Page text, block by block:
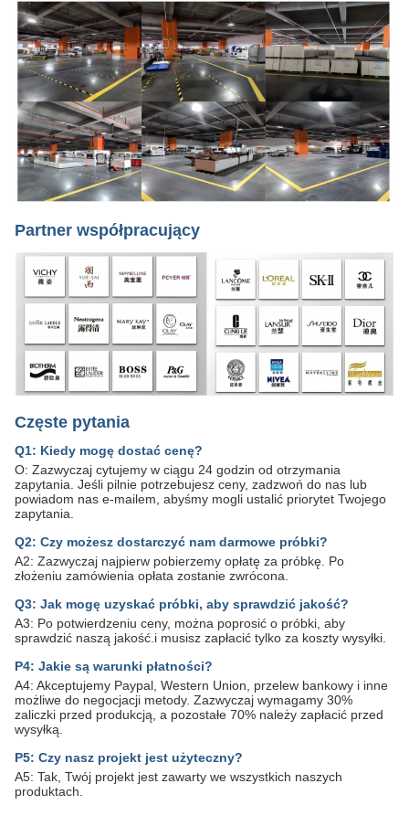
Partner współpracujący
Częste pytania
Q1: Kiedy mogę dostać cenę?
O: Zazwyczaj cytujemy w ciągu 24 godzin od otrzymania
zapytania. Jeśli pilnie potrzebujesz ceny, zadzwoń do nas lub
powiadom nas e-mailem, abyśmy mogli ustalić priorytet Twojego
zapytania.
Q2: Czy możesz dostarczyć nam darmowe próbki?
A2: Zazwyczaj najpierw pobierzemy opłatę za próbkę. Po
złożeniu zamówienia opłata zostanie zwrócona.
Q3: Jak mogę uzyskać próbki, aby sprawdzić jakość?
A3: Po potwierdzeniu ceny, można poprosić o próbki, aby
sprawdzić naszą jakość.i musisz zapłacić tylko za koszty wysyłki.
P4: Jakie są warunki płatności?
A4: Akceptujemy Paypal, Western Union, przelew bankowy i inne
możliwe do negocjacji metody. Zazwyczaj wymagamy 30%
zaliczki przed produkcją, a pozostałe 70% należy zapłacić przed
wysyłką.
P5: Czy nasz projekt jest użyteczny?
A5: Tak, Twój projekt jest zawarty we wszystkich naszych
produktach.